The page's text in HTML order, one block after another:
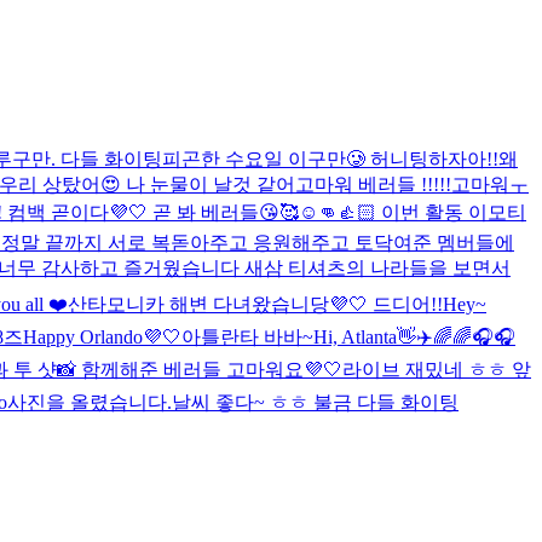
구만. 다들 화이팅피곤한 수요일 이구만🥲 허니팅하자아!!왜
리 상탔어😍 나 눈물이 날것 같어 고마워 베러들 !!!!!고마워ㅜ
컴백 곧이다💜🤍 곧 봐 베러들😘🥰☺️👊👍🏻 이번 활동 이모티
말 끝까지 서로 복돋아주고 응원해주고 토닥여준 멤버들에
감사하고 즐거웠습니다 새삼 티셔츠의 나라들을 보면서
all ❤️산타모니카 해변 다녀왔습니당💜🤍 드디어!!Hey~
즈Happy Orlando💜🤍아틀란타 바바~Hi, Atlanta👋✈️🌈🌈🎧🎧
투 샷📸 함께해준 베러들 고마워요💜🤍라이브 재밌네 ㅎㅎ 앞
사진을 올렸습니다.날씨 좋다~ ㅎㅎ 불금 다들 화이팅